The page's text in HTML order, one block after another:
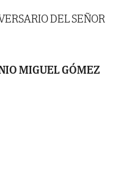
DEL SEÑOR
MIGUEL GÓMEZ